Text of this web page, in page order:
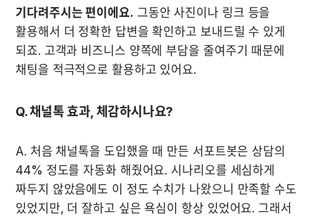
기다려주시는 편이에요. 그동안 사진이나 링크 등을
활용해서 더 정확한 답변을 확인하고 보내드릴 수 있게
되죠. 고객과 비즈니스 양쪽에 부담을 줄여주기 때문에
채팅을 적극적으로 활용하고 있어요.
Q. 채널톡 효과, 체감하시나요?
A. 처음 채널톡을 도입했을 때 만든 서포트봇은 상담의
44% 정도를 자동화 해줬어요. 시나리오를 세심하게
짜두지 않았음에도 이 정도 수치가 나왔으니 만족할 수도
있었지만, 더 잘하고 싶은 욕심이 항상 있었어요. 그래서